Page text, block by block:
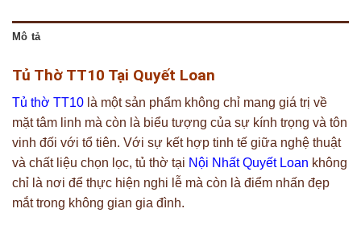
Mô tả
Tủ Thờ TT10 Tại Quyết Loan
Tủ thờ TT10 là một sản phẩm không chỉ mang giá trị về
mặt tâm linh mà còn là biểu tượng của sự kính trọng và tôn
vinh đối với tổ tiên. Với sự kết hợp tinh tế giữa nghệ thuật
và chất liệu chọn lọc, tủ thờ tại Nội Nhất Quyết Loan không
chỉ là nơi để thực hiện nghi lễ mà còn là điểm nhấn đẹp
mắt trong không gian gia đình.